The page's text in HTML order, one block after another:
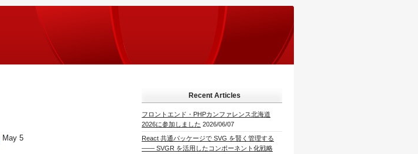
May 5
Recent Articles
フロントエンド・PHPカンファレンス北海道
2026に参加しました 2026/06/07
React 共通パッケージで SVG を賢く管理する
—— SVGR を活用したコンポーネント化戦略